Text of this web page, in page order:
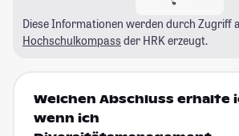
Diese Informationen werden durch Zugriff
Hochschulkompass der HRK erzeugt.
Welchen Abschluss erhalte
wenn ich